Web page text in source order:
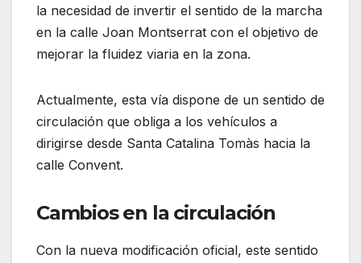
la necesidad de invertir el sentido de la marcha
en la calle Joan Montserrat con el objetivo de
mejorar la fluidez viaria en la zona.
Actualmente, esta vía dispone de un sentido de
circulación que obliga a los vehículos a
dirigirse desde Santa Catalina Tomàs hacia la
calle Convent.
Cambios en la circulación
Con la nueva modificación oficial, este sentido